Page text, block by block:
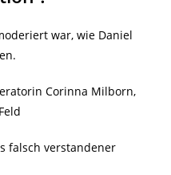
war, wie Daniel
Corinna Milborn,
falsch verstandener